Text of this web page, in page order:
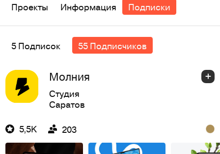
Проекты Информация Подписки
5 Подписок 55 Подписчиков
Молния
Студия
Саратов
5,5K 203